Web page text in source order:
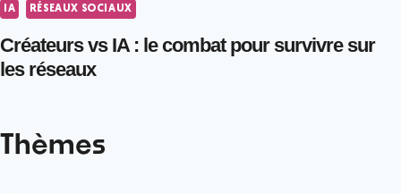
IA RÉSEAUX SOCIAUX
Créateurs vs IA : le combat pour survivre sur
les réseaux
Thèmes